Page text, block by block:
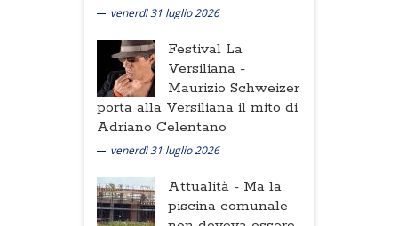
venerdì 31 luglio 2026
Festival La
Versiliana -
Maurizio Schweizer
porta alla Versiliana il mito di
Adriano Celentano
venerdì 31 luglio 2026
Attualità - Ma la
piscina comunale